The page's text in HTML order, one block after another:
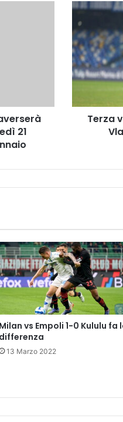
21
T
r
z
a
v
i
t
c
c
u
t
i
v
a
:
C
h
l
Terza
Milan vs Empoli 1-0 Kululu fa
differenza
13 Marzo 2022